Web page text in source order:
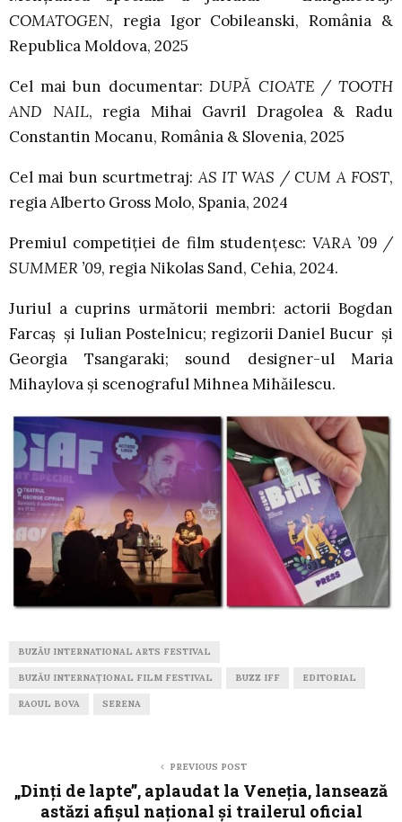
COMATOGEN, regia Igor Cobileanski, România &
Republica Moldova, 2025
Cel mai bun documentar: DUPĂ CIOATE / TOOTH
AND NAIL, regia Mihai Gavril Dragolea & Radu
Constantin Mocanu, România & Slovenia, 2025
Cel mai bun scurtmetraj:AS IT WAS / CUM A FOST,
regia Alberto Gross Molo, Spania, 2024
Premiul competiției de film studențesc: VARA ’09 /
SUMMER ’09, regia Nikolas Sand, Cehia, 2024.
Juriul a cuprins următorii membri: actorii Bogdan
Farcaș și Iulian Postelnicu; regizorii Daniel Bucur și
Georgia Tsangaraki; sound designer-ul Maria
Mihaylova și scenograful Mihnea Mihăilescu.
BUZĂU INTERNATIONAL ARTS FESTIVAL
BUZĂU INTERNAȚIONAL FILM FESTIVAL BUZZ IFF EDITORIAL
RAOUL BOVA SERENA
PREVIOUS POST
„Dinți de lapte”, aplaudat la Veneția, lansează
astăzi afișul național și trailerul oficial